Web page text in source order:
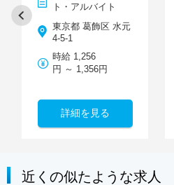
ト・アルバイト
東京都 葛飾区 水元
4-5-1
時給 1,256
円 ～ 1,356円
詳細を見る
近くの似たような求人